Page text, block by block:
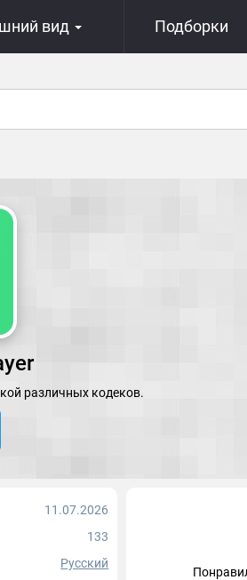
вид Подборки
различных кодеков.
11.07.2026
133
Русский